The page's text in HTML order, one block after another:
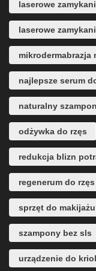
laserowe
laserowe
mikrodermabrazja
najlepsze serum
naturalny
odżywka do rzęs
redukcja blizn
regenerum do rzęs
sprzęt do
szampony bez sls
urządzenie do